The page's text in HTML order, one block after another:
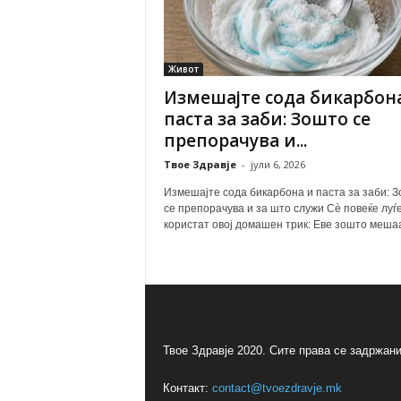
Живот
Измешајте сода
паста за заби: Зошто се
препорачува и...
Твое Здравје - јули 6, 2026
Измешајте сода бикарбона и паста за заби:
се препорачува и за што служи Сè повеќе
користат овој домашен трик: Еве зошто
Твое Здравје 2020. Сите права се задржани.
Контакт: contact@tvoezdravje.mk